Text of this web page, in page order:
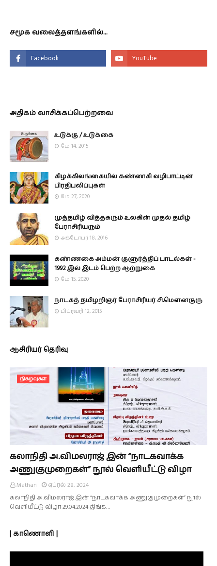
சமூக வலைத்தளங்களில்...
அதிகம் வாசிக்கப்பெற்றவை
உடுக்கு / உடுக்கை
மே 14, 2015
கிழக்கிலங்கையில் கண்ணகி வழிபாட்டின்
பிரதிபலிப்புகள்
மே 27, 2020
முத்தமிழ் வித்தகரும் உலகின் முதல் தமிழ்
பேராசிரியரும்
அக்டோபர் 18, 2016
கண்ணகை அம்மன் குளுர்த்திப் பாடல்கள் -
1992 இல் இடம் பெற்ற ஆற்றுகை
மே 15, 2020
நாடகத் தமிழறிஞர் பேராசிரியர் சி.மௌனகுரு
பிப்ரவரி 12, 2015
ஆசிரியர் தெரிவு
நிகழ்வுகள்
கலாநிதி அ.விமலராஜ் இன் “நாடகவாக்க
அணுகுமுறைகள்” நூல் வெளியீட்டு விழா
Mathan
ஏப்ரல் 28, 2024
கலாநிதி அ.விமலராஜ் இன் “நாடகவாக்க அணுகுமுறைகள்” நூல்
வெளியீட்டு விழா 29.04.2024 திங்க…
| காணொளி |